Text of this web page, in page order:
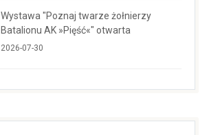
Wystawa "Poznaj twarze żołnierzy
Batalionu AK »Pięść«" otwarta
2026-07-30